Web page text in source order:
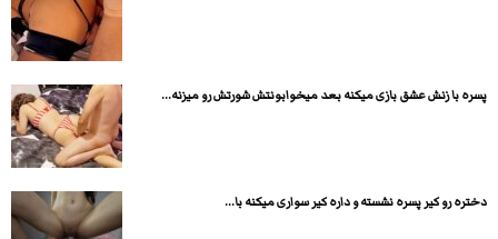
پسره با زنش عشق بازی میکنه بعد میخوابونتش شورتش رو میزنه...
دختره رو کیر پسره نشسته و داره کیر سواری میکنه با...